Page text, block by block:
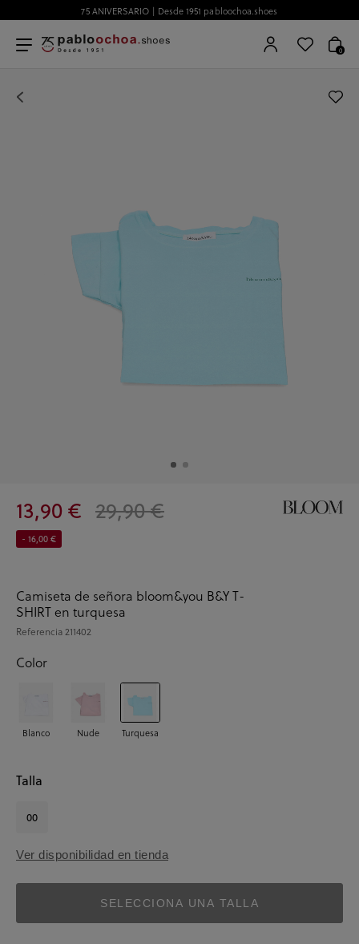
75 ANIVERSARIO | Desde 1951 pabloochoa.shoes
0
13,90 € 29,90 €
- 16,00 €
Camiseta de señora bloom&you B&Y T-
SHIRT en turquesa
Referencia211402
Color
Blanco Nude Turquesa
Talla
00
Ver disponibilidad en tienda
SELECCIONA UNA TALLA